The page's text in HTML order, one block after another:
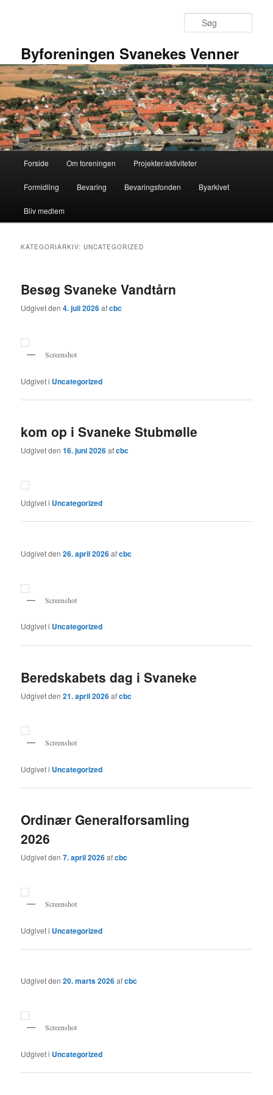
Byforeningen Svanekes Venner
Forside Om foreningen Projekter/aktiviteter
Formidling Bevaring Bevaringsfonden Byarkivet
Bliv medlem
KATEGORIARKIV:UNCATEGORIZED
Besøg Svaneke Vandtårn
Udgivet den4. juli 2026afcbc
Screenshot
Udgivet i Uncategorized
kom op i Svaneke Stubmølle
Udgivet den16. juni 2026afcbc
Udgivet i Uncategorized
Udgivet den26. april 2026afcbc
Screenshot
Udgivet i Uncategorized
Beredskabets dag i Svaneke
Udgivet den21. april 2026afcbc
Screenshot
Udgivet i Uncategorized
Ordinær Generalforsamling
2026
Udgivet den7. april 2026afcbc
Screenshot
Udgivet i Uncategorized
Udgivet den20. marts 2026afcbc
Screenshot
Udgivet i Uncategorized